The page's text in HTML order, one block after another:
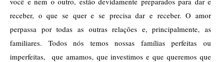
receber, o que se quer e se precisa dar e receber. O amor
perpassa por todas as outras relações e, principalmente, as
familiares. Todos nós temos nossas famílias perfeitas ou
imperfeitas,  que amamos, que investimos e que queremos que